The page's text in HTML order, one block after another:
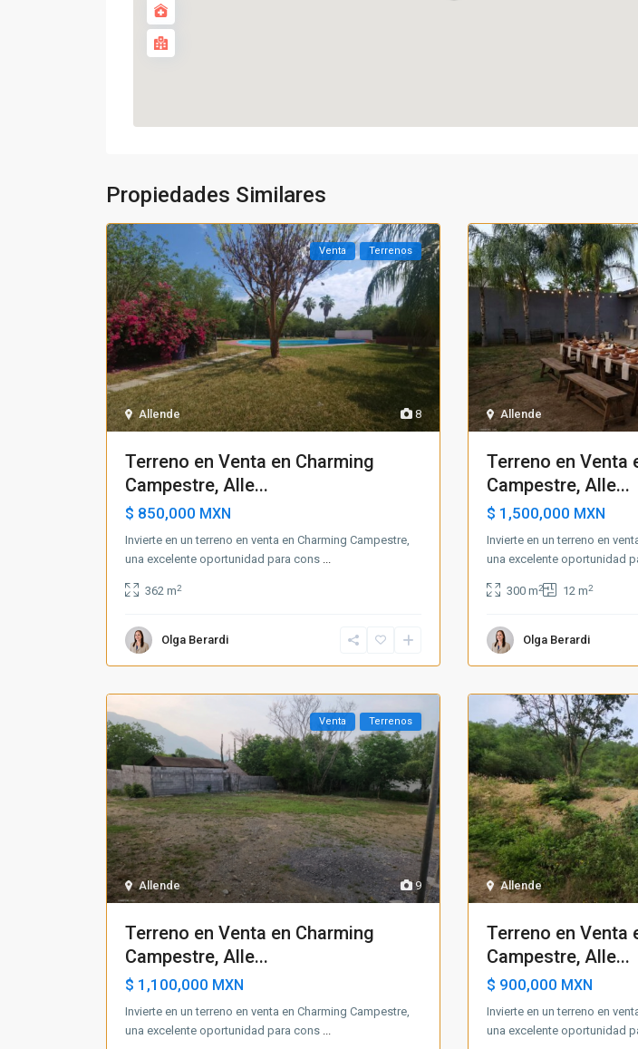
Propiedades Similares
8
Allende
Venta Terrenos
Terreno en Venta en Charming
Campestre, Alle...
$ 850,000 MXN
Invierte en un terreno en venta en Charming Campestre,
una excelente oportunidad para cons ...
362 m2
Olga Berardi
Allende
Terreno en Venta
Campestre, Alle...
$ 1,500,000 MXN
Invierte en un terreno en
una excelente oportunidad
300 m2 12 m2
Olga Berardi
9
Allende
Venta Terrenos
Terreno en Venta en Charming
Campestre, Alle...
$ 1,100,000 MXN
Invierte en un terreno en venta en Charming Campestre,
una excelente oportunidad para cons
Allende
Terreno en Venta
Campestre, Alle...
$ 900,000 MXN
Invierte en un terreno en
una excelente oportunidad